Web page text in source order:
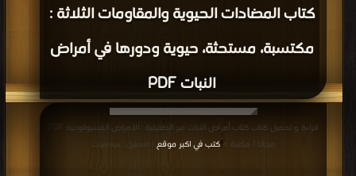
كتاب المضادات الحيوية والمقاومات الثلاثة :
مكتسبة، مستحثة، حيوية ودورها في أمراض
النبات PDF
مجانا | مكتبة >كتب في اكبر موقع | التحميل : مرة/مرات